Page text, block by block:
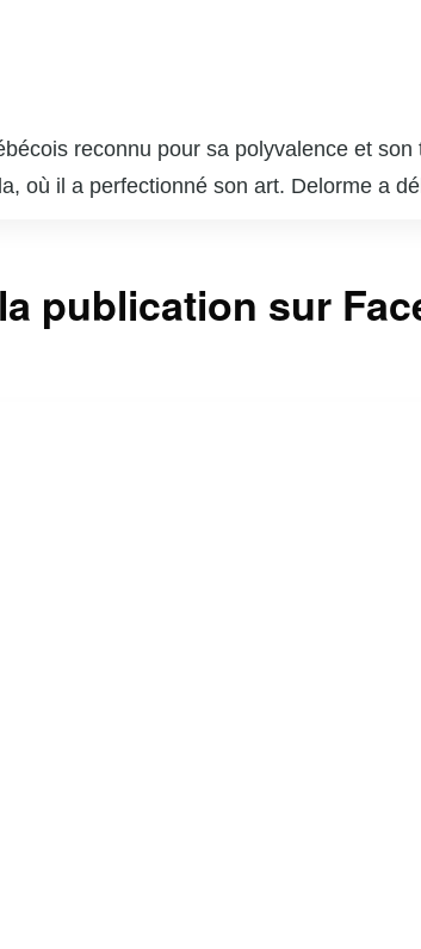
reconnu pour sa polyvalence et
où il a perfectionné son art. Delorme a
complexes lui a valu l’admiration du
publication sur